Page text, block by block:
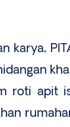
karya,
roti apit